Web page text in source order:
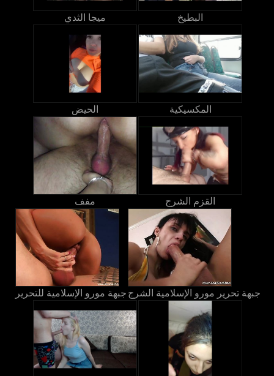
ميجا الثدي البطيخ
الحيض المكسيكية
مفف القزم الشرج
جبهة مورو الإسلامية للتحرير جبهة تحرير مورو الإسلامية الشرج